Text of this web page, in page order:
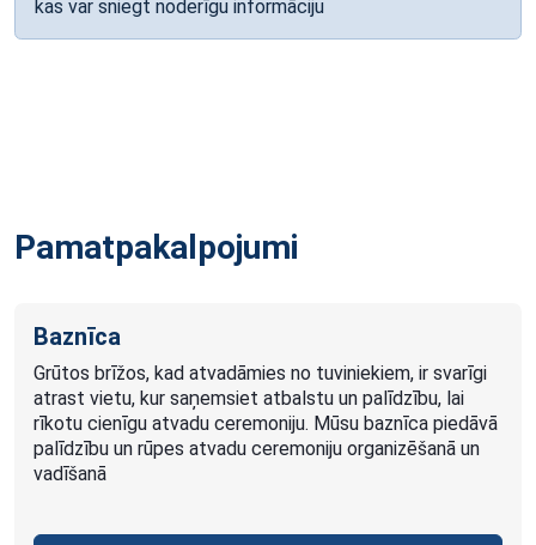
kas var sniegt noderīgu informāciju
Pamatpakalpojumi
Baznīca
Grūtos brīžos, kad atvadāmies no tuviniekiem, ir svarīgi
atrast vietu, kur saņemsiet atbalstu un palīdzību, lai
rīkotu cienīgu atvadu ceremoniju. Mūsu baznīca piedāvā
palīdzību un rūpes atvadu ceremoniju organizēšanā un
vadīšanā